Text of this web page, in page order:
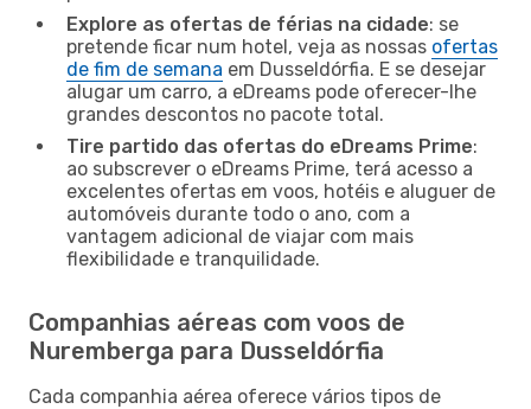
Explore as ofertas de férias na cidade: se
pretende ficar num hotel, veja as nossas ofertas
de fim de semana em Dusseldórfia. E se desejar
alugar um carro, a eDreams pode oferecer-lhe
grandes descontos no pacote total.
Tire partido das ofertas do eDreams Prime:
ao subscrever o eDreams Prime, terá acesso a
excelentes ofertas em voos, hotéis e aluguer de
automóveis durante todo o ano, com a
vantagem adicional de viajar com mais
flexibilidade e tranquilidade.
Companhias aéreas com voos de
Nuremberga para Dusseldórfia
Cada companhia aérea oferece vários tipos de